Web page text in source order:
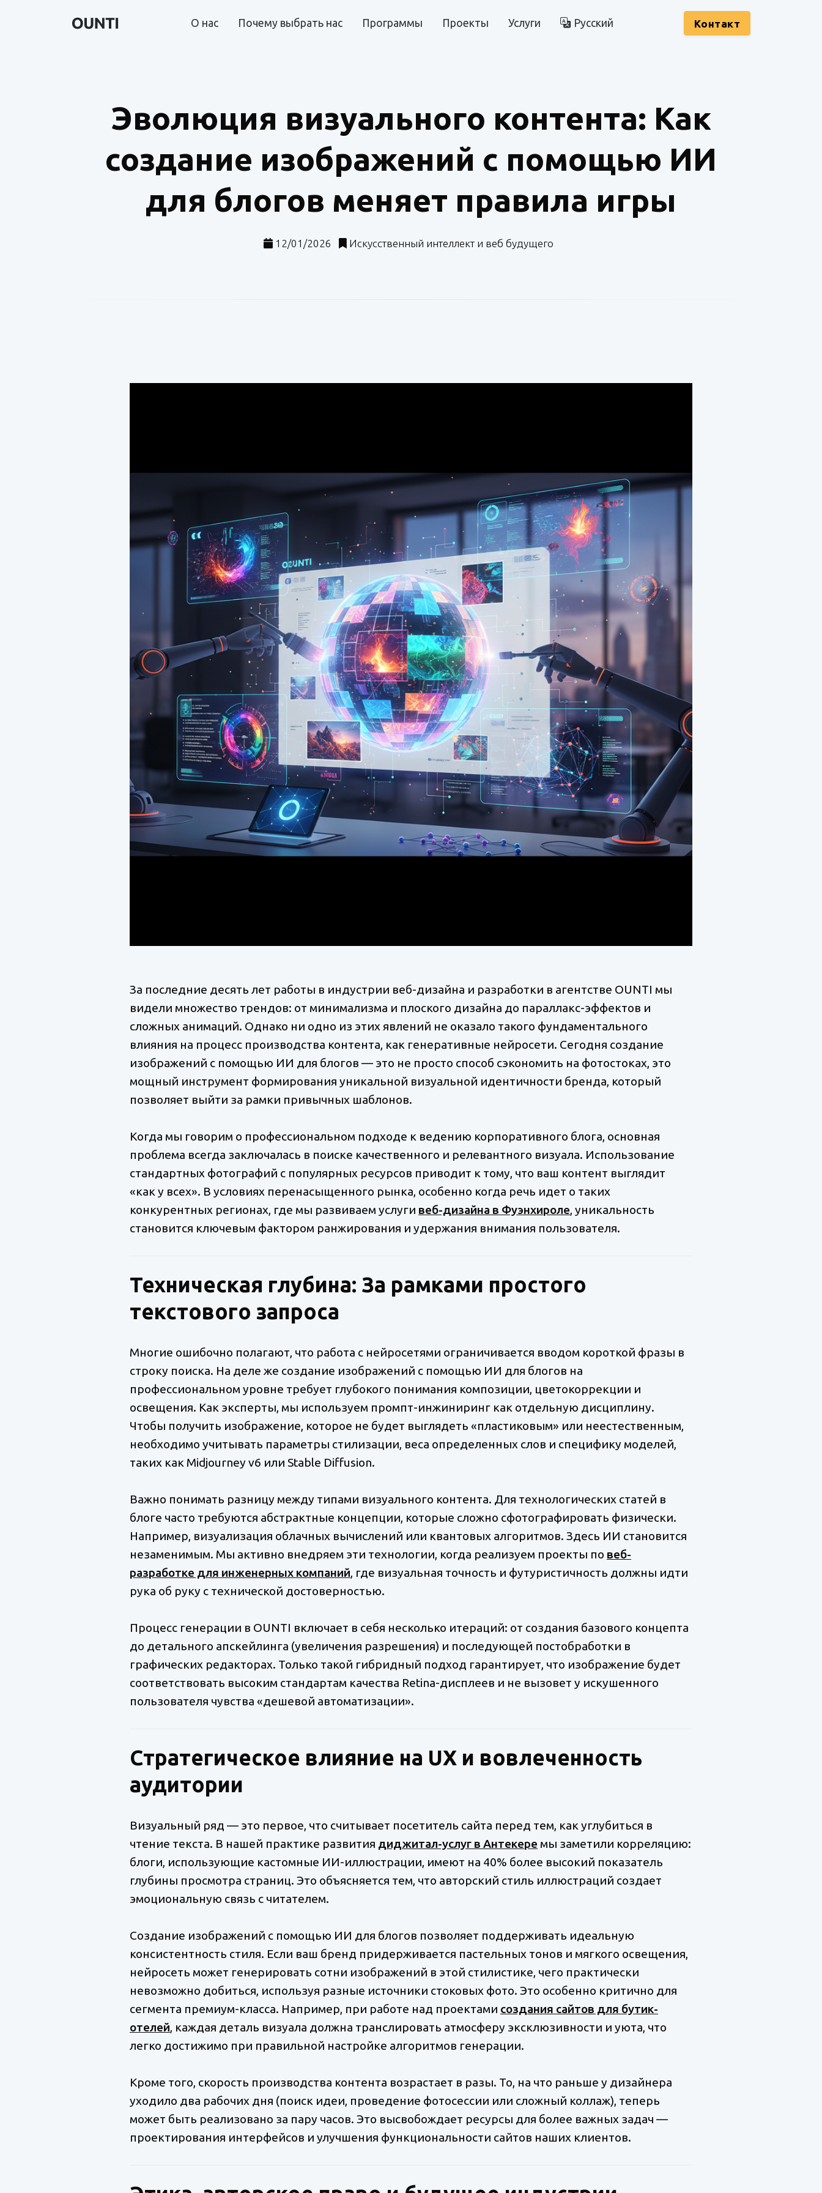
О нас Почему выбрать нас Программы Проекты Услуги Русский Kонтакт
Эволюция визуального контента: Как
создание изображений с помощью ИИ
для блогов меняет правила игры
12/01/2026 Искусственный интеллект и веб будущего
За последние десять лет работы в индустрии веб-дизайна и разработки в агентстве OUNTI мы
видели множество трендов: от минимализма и плоского дизайна до параллакс-эффектов и
сложных анимаций. Однако ни одно из этих явлений не оказало такого фундаментального
влияния на процесс производства контента, как генеративные нейросети. Сегодня создание
изображений с помощью ИИ для блогов — это не просто способ сэкономить на фотостоках, это
мощный инструмент формирования уникальной визуальной идентичности бренда, который
позволяет выйти за рамки привычных шаблонов.
Когда мы говорим о профессиональном подходе к ведению корпоративного блога, основная
проблема всегда заключалась в поиске качественного и релевантного визуала. Использование
стандартных фотографий с популярных ресурсов приводит к тому, что ваш контент выглядит
«как у всех». В условиях перенасыщенного рынка, особенно когда речь идет о таких
конкурентных регионах, где мы развиваем услуги веб-дизайна в Фуэнхироле, уникальность
становится ключевым фактором ранжирования и удержания внимания пользователя.
Техническая глубина: За рамками простого
текстового запроса
Многие ошибочно полагают, что работа с нейросетями ограничивается вводом короткой фразы в
строку поиска. На деле же создание изображений с помощью ИИ для блогов на
профессиональном уровне требует глубокого понимания композиции, цветокоррекции и
освещения. Как эксперты, мы используем промпт-инжиниринг как отдельную дисциплину.
Чтобы получить изображение, которое не будет выглядеть «пластиковым» или неестественным,
необходимо учитывать параметры стилизации, веса определенных слов и специфику моделей,
таких как Midjourney v6 или Stable Diffusion.
Важно понимать разницу между типами визуального контента. Для технологических статей в
блоге часто требуются абстрактные концепции, которые сложно сфотографировать физически.
Например, визуализация облачных вычислений или квантовых алгоритмов. Здесь ИИ становится
незаменимым. Мы активно внедряем эти технологии, когда реализуем проекты по веб-
разработке для инженерных компаний, где визуальная точность и футуристичность должны идти
рука об руку с технической достоверностью.
Процесс генерации в OUNTI включает в себя несколько итераций: от создания базового концепта
до детального апскейлинга (увеличения разрешения) и последующей постобработки в
графических редакторах. Только такой гибридный подход гарантирует, что изображение будет
соответствовать высоким стандартам качества Retina-дисплеев и не вызовет у искушенного
пользователя чувства «дешевой автоматизации».
Стратегическое влияние на UX и вовлеченность
аудитории
Визуальный ряд — это первое, что считывает посетитель сайта перед тем, как углубиться в
чтение текста. В нашей практике развития диджитал-услуг в Антекере мы заметили корреляцию:
блоги, использующие кастомные ИИ-иллюстрации, имеют на 40% более высокий показатель
глубины просмотра страниц. Это объясняется тем, что авторский стиль иллюстраций создает
эмоциональную связь с читателем.
Создание изображений с помощью ИИ для блогов позволяет поддерживать идеальную
консистентность стиля. Если ваш бренд придерживается пастельных тонов и мягкого освещения,
нейросеть может генерировать сотни изображений в этой стилистике, чего практически
невозможно добиться, используя разные источники стоковых фото. Это особенно критично для
сегмента премиум-класса. Например, при работе над проектами создания сайтов для бутик-
отелей, каждая деталь визуала должна транслировать атмосферу эксклюзивности и уюта, что
легко достижимо при правильной настройке алгоритмов генерации.
Кроме того, скорость производства контента возрастает в разы. То, на что раньше у дизайнера
уходило два рабочих дня (поиск идеи, проведение фотосессии или сложный коллаж), теперь
может быть реализовано за пару часов. Это высвобождает ресурсы для более важных задач —
проектирования интерфейсов и улучшения функциональности сайтов наших клиентов.